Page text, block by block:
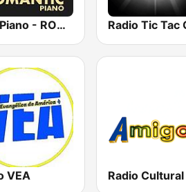
Epic Piano - ROMANTIC PIANO
VEA